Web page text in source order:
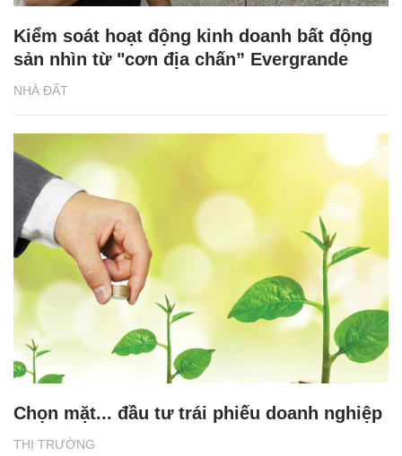
NHÀ ĐẤT
Kiểm soát hoạt động kinh doanh bất động
sản nhìn từ "cơn địa chấn” Evergrande
THỊ TRƯỜNG
Chọn mặt... đầu tư trái phiếu doanh nghiệp